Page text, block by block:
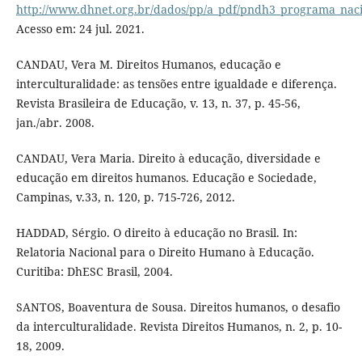
http://www.dhnet.org.br/dados/pp/a_pdf/
Acesso em: 24 jul. 2021.
CANDAU, Vera M. Direitos Humanos, educação e
interculturalidade: as tensões entre igualdade e diferença.
Revista Brasileira de Educação, v. 13, n. 37, p. 45-56,
jan./abr. 2008.
CANDAU, Vera Maria. Direito à educação, diversidade e
educação em direitos humanos. Educação e Sociedade,
Campinas, v.33, n. 120, p. 715-726, 2012.
HADDAD, Sérgio. O direito à educação no Brasil. In:
Relatoria Nacional para o Direito Humano à Educação.
Curitiba: DhESC Brasil, 2004.
SANTOS, Boaventura de Sousa. Direitos humanos, o desafio
da interculturalidade. Revista Direitos Humanos, n. 2, p. 10-
18, 2009.